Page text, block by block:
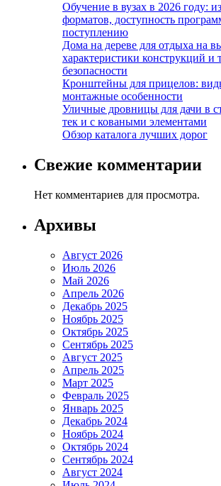
Обучение в вузах в 2026 году:
форматов, доступность
поступлению
Дома на дереве для отдыха на
характеристики конструкций и
безопасности
Кронштейны для прицелов:
монтажные особенности
Уличные дровницы для дачи в
тек и с коваными элементами
Обзор каталога лучших дорог
Свежие комментарии
Нет комментариев для просмотра.
Архивы
Август 2026
Июль 2026
Май 2026
Апрель 2026
Декабрь 2025
Ноябрь 2025
Октябрь 2025
Сентябрь 2025
Август 2025
Апрель 2025
Март 2025
Февраль 2025
Январь 2025
Декабрь 2024
Ноябрь 2024
Октябрь 2024
Сентябрь 2024
Август 2024